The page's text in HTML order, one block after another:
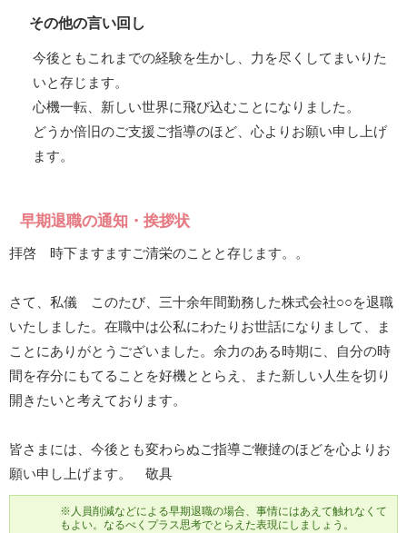
その他の言い回し
今後ともこれまでの経験を生かし、力を尽くしてまいりた
いと存じます。
心機一転、新しい世界に飛び込むことになりました。
どうか倍旧のご支援ご指導のほど、心よりお願い申し上げ
ます。
早期退職の通知・挨拶状
拝啓 時下ますますご清栄のことと存じます。。
さて、私儀 このたび、三十余年間勤務した株式会社○○を退職
いたしました。在職中は公私にわたりお世話になりまして、ま
ことにありがとうございました。余力のある時期に、自分の時
間を存分にもてることを好機ととらえ、また新しい人生を切り
開きたいと考えております。
皆さまには、今後とも変わらぬご指導ご鞭撻のほどを心よりお
願い申し上げます。 敬具
※人員削減などによる早期退職の場合、事情にはあえて触れなくて
もよい。なるべくプラス思考でとらえた表現にしましょう。